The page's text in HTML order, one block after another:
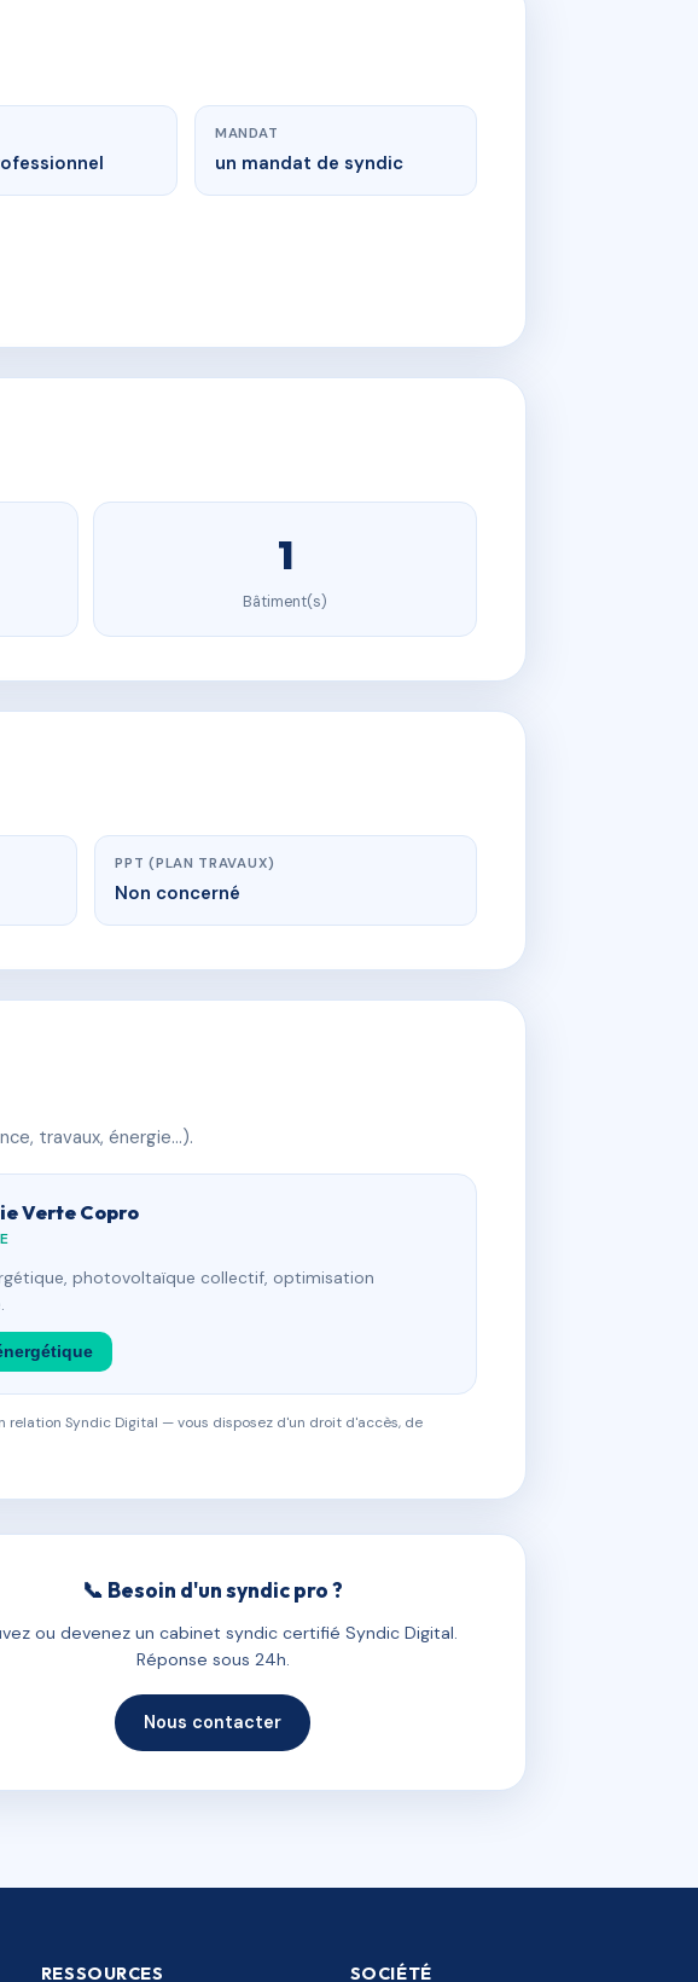
MANDAT
un mandat de syndic
1
Bâtiment(s)
PPT (PLAN TRAVAUX)
Non concerné
travaux, énergie…).
Verte Copro
photovoltaïque collectif, optimisation
relation Syndic Digital — vous disposez d'un droit d'accès, de
📞 Besoin d'un syndic pro ?
ou devenez un cabinet syndic certifié Syndic Digital.
Réponse sous 24h.
Nous contacter
RESSOURCES SOCIÉTÉ